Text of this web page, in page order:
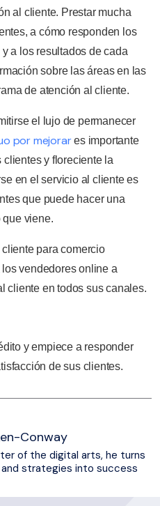
al cliente. Prestar mucha
a cómo responden los
a los resultados de cada
sobre las áreas en las
de atención al cliente.
el lujo de permanecer
por mejorares importante
clientes y floreciente la
en el servicio al cliente es
que puede hacer una
que viene.
para comercio
vendedores online a
cliente en todos sus canales.
y empiece a responder
de sus clientes.
Conway
of the digital arts, he turns
strategies into success